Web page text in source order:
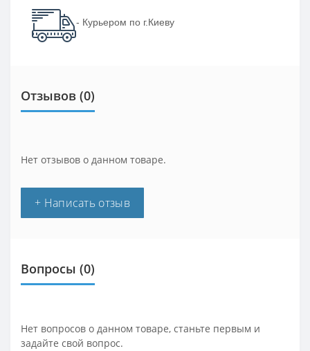
- Курьером по г.Киеву
Отзывов (0)
Нет отзывов о данном товаре.
+ Написать отзыв
Вопросы (0)
Нет вопросов о данном товаре, станьте первым и
задайте свой вопрос.